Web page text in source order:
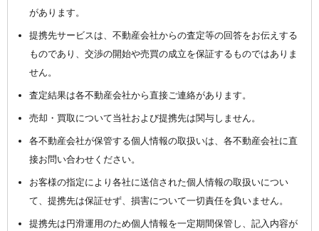
があります。
提携先サービスは、不動産会社からの査定等の回答をお伝えする
ものであり、交渉の開始や売買の成立を保証するものではありま
せん。
査定結果は各不動産会社から直接ご連絡があります。
売却・買取について当社および提携先は関与しません。
各不動産会社が保管する個人情報の取扱いは、各不動産会社に直
接お問い合わせください。
お客様の指定により各社に送信された個人情報の取扱いについ
て、提携先は保証せず、損害について一切責任を負いません。
提携先は円滑運用のため個人情報を一定期間保管し、記入内容が